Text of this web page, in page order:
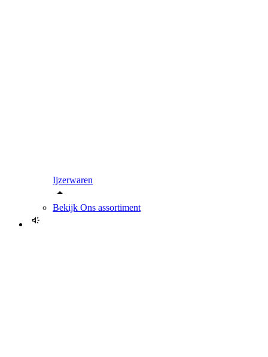
Ijzerwaren
Bekijk Ons assortiment